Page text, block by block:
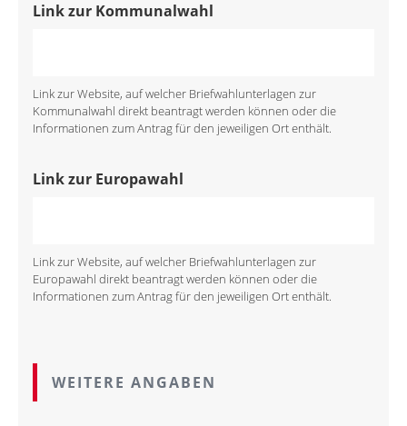
Link zur Kommunalwahl
Link zur Website, auf welcher Briefwahlunterlagen zur
Kommunalwahl direkt beantragt werden können oder die
Informationen zum Antrag für den jeweiligen Ort enthält.
Link zur Europawahl
Link zur Website, auf welcher Briefwahlunterlagen zur
Europawahl direkt beantragt werden können oder die
Informationen zum Antrag für den jeweiligen Ort enthält.
WEITERE ANGABEN